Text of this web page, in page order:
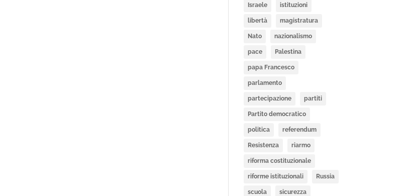
Israele istituzioni
libertà magistratura
Nato nazionalismo
pace Palestina
papa Francesco
parlamento
partecipazione partiti
Partito democratico
politica referendum
Resistenza riarmo
riforma costituzionale
riforme istituzionali Russia
scuola sicurezza